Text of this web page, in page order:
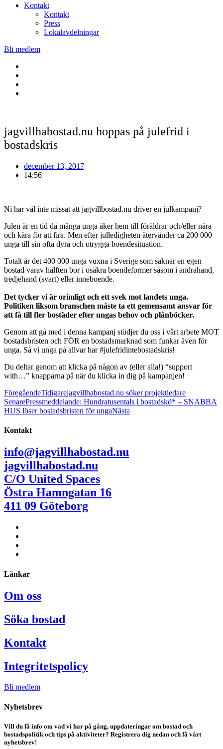
Kontakt
Kontakt
Press
Lokalavdelningar
Bli medlem
jagvillhabostad.nu hoppas på julefrid i
bostadskris
december 13, 2017
14:56
Ni har väl inte missat att jagvillbostad.nu driver en julkampanj?
Julen är en tid då många unga åker hem till föräldrar och/eller nära
och kära för att fira. Men efter julledigheten återvänder ca 200 000
unga till sin ofta dyra och otrygga boendesituation.
Totalt är det 400 000 unga vuxna i Sverige som saknar en egen
bostad varav hälften bor i osäkra boendeformer såsom i andrahand,
tredjehand (svart) eller inneboende.
Det tycker vi är orimligt och ett svek mot landets unga.
Politiken liksom branschen måste ta ett gemensamt ansvar för
att få till fler bostäder efter ungas behov och plånböcker.
Genom att gå med i denna kampanj stödjer du oss i vårt arbete MOT
bostadsbristen och FÖR en bostadsmarknad som funkar även för
unga. Så vi unga på allvar har #julefridintebostadskris!
Du deltar genom att klicka på någon av (eller alla!) “support
with…” knapparna på när du klicka in dig på kampanjen!
FöregåendeTidigarejagvillhabostad.nu söker projektledare
SenarePressmeddelande: Hundratusentals i bostadskö* – SNABBA
HUS löser bostadsbristen för ungaNästa
Kontakt
info@jagvillhabostad.nu
jagvillhabostad.nu
C/O United Spaces
Östra Hamngatan 16
411 09 Göteborg
Länkar
Om oss
Söka bostad
Kontakt
Integritetspolicy
Bli medlem
Nyhetsbrev
Vill du få info om vad vi har på gång, uppdateringar om bostad och
bostadspolitik och tips på aktiviteter? Registrera dig nedan och få vårt
nyhetsbrev!